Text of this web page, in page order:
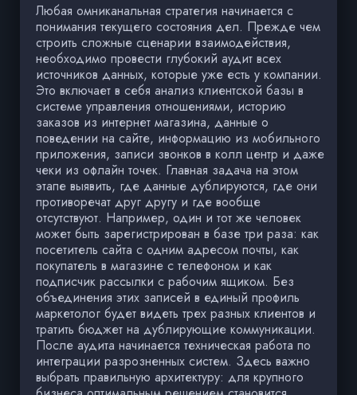
Любая омниканальная стратегия начинается с
понимания текущего состояния дел. Прежде чем
строить сложные сценарии взаимодействия,
необходимо провести глубокий аудит всех
источников данных, которые уже есть у компании.
Это включает в себя анализ клиентской базы в
системе управления отношениями, историю
заказов из интернет магазина, данные о
поведении на сайте, информацию из мобильного
приложения, записи звонков в колл центр и даже
чеки из офлайн точек. Главная задача на этом
этапе выявить, где данные дублируются, где они
противоречат друг другу и где вообще
отсутствуют. Например, один и тот же человек
может быть зарегистрирован в базе три раза: как
посетитель сайта с одним адресом почты, как
покупатель в магазине с телефоном и как
подписчик рассылки с рабочим ящиком. Без
объединения этих записей в единый профиль
маркетолог будет видеть трех разных клиентов и
тратить бюджет на дублирующие коммуникации.
После аудита начинается техническая работа по
интеграции разрозненных систем. Здесь важно
выбрать правильную архитектуру: для крупного